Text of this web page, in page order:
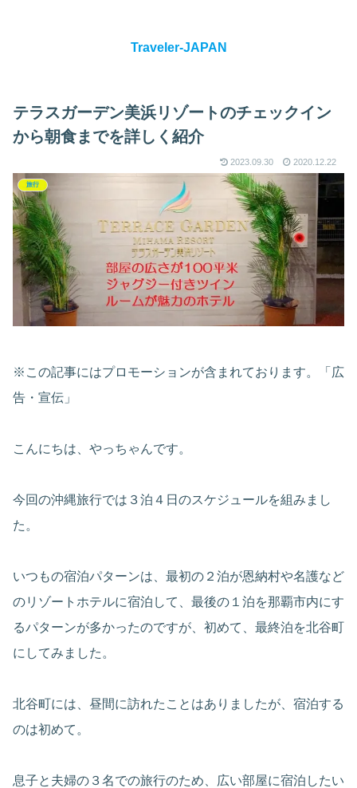
Traveler-JAPAN
テラスガーデン美浜リゾートのチェックイン
から朝食までを詳しく紹介
2023.09.30 2020.12.22
旅行
※この記事にはプロモーションが含まれております。「広
告・宣伝」
こんにちは、やっちゃんです。
今回の沖縄旅行では３泊４日のスケジュールを組みまし
た。
いつもの宿泊パターンは、最初の２泊が恩納村や名護など
のリゾートホテルに宿泊して、最後の１泊を那覇市内にす
るパターンが多かったのですが、初めて、最終泊を北谷町
にしてみました。
北谷町には、昼間に訪れたことはありましたが、宿泊する
のは初めて。
息子と夫婦の３名での旅行のため、広い部屋に宿泊したい